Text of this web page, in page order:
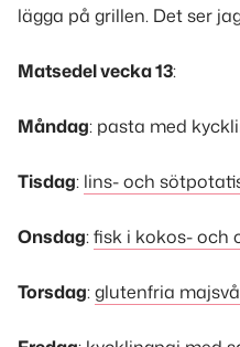
lägga på grillen. Det ser
Matsedel vecka 13:
Måndag: pasta med
Tisdag: lins- och
Onsdag:fisk i kokos- och
Torsdag:glutenfria